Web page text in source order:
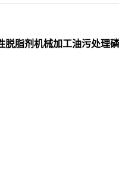
脂剂机械加工油污处理